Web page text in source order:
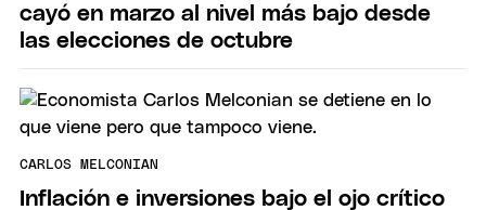
cayó en marzo al nivel más bajo desde
las elecciones de octubre
CARLOS MELCONIAN
Inflación e inversiones bajo el ojo crítico